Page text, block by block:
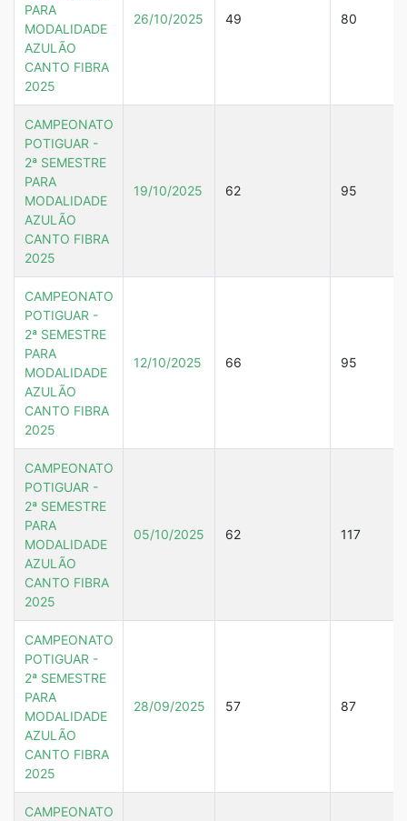
PARA
MODALIDADE
AZULÃO
CANTO FIBRA
2025
26/10/2025 49 80
CAMPEONATO
POTIGUAR -
2ª SEMESTRE
PARA
MODALIDADE
AZULÃO
CANTO FIBRA
2025
19/10/2025 62 95
CAMPEONATO
POTIGUAR -
2ª SEMESTRE
PARA
MODALIDADE
AZULÃO
CANTO FIBRA
2025
12/10/2025 66 95
CAMPEONATO
POTIGUAR -
2ª SEMESTRE
PARA
MODALIDADE
AZULÃO
CANTO FIBRA
2025
05/10/2025 62 117
CAMPEONATO
POTIGUAR -
2ª SEMESTRE
PARA
MODALIDADE
AZULÃO
CANTO FIBRA
2025
28/09/2025 57 87
CAMPEONATO